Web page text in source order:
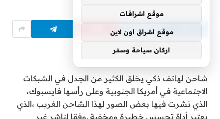
Follow Us
News
شاحن لهاتف ذكي يخلق الكثير من الجدل في الشبكات
الاجتماعية في أمريكا الجنوبية وعلى رأسها فايسبوك،
الذي نشرت فيها بعض الصور لهذا الشاحن الغريب ،الذي
يعتبر أداة تجسس خطيرة ومخفية .وفقا لناشر غير
موقع اشراقات
موقع اشراق اون لاين
اركان سياحة وسفر